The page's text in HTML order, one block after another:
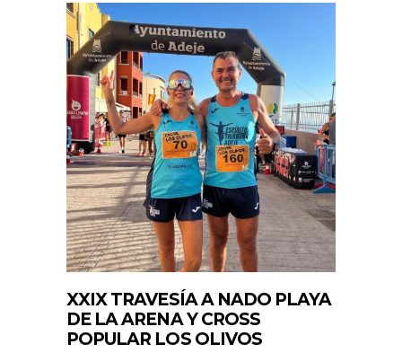
XXIX TRAVESÍA A NADO PLAYA
DE LA ARENA Y CROSS
POPULAR LOS OLIVOS